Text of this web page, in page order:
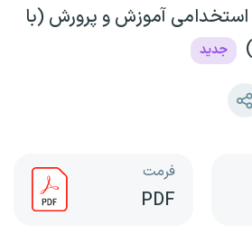
آموزش و پرورش (با
جدید
فرمت
PDF